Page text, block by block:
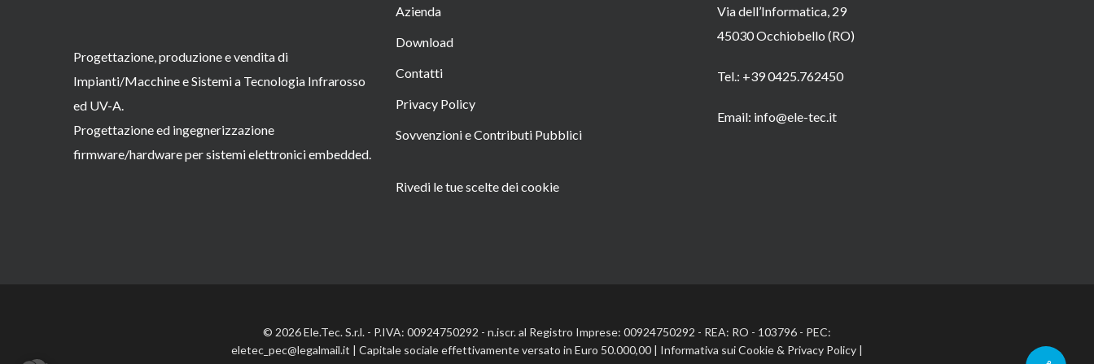
Progettazione, produzione e vendita di
Impianti/Macchine e Sistemi a Tecnologia Infrarosso
ed UV-A.
Progettazione ed ingegnerizzazione
firmware/hardware per sistemi elettronici embedded.
Azienda
Download
Contatti
Privacy Policy
Sovvenzioni e Contributi Pubblici
Rivedi le tue scelte dei cookie
Via dell’Informatica, 29
45030 Occhiobello (RO)
Tel.: +39 0425.762450
Email: info@ele-tec.it
© 2026 Ele.Tec. S.r.l. - P.IVA: 00924750292 - n.iscr. al Registro Imprese: 00924750292 - REA: RO - 103796 - PEC:
eletec_pec@legalmail.it | Capitale sociale effettivamente versato in Euro 50.000,00 | Informativa sui Cookie& Privacy Policy|